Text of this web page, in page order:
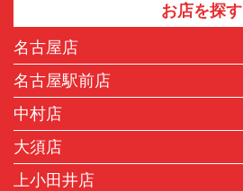
お店を探す
名古屋店
名古屋駅前店
中村店
大須店
上小田井店